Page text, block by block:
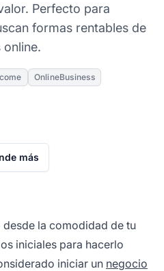
Perfecto para
formas rentables de
OnlineBusiness
más
desde la comodidad de tu
iniciales para hacerlo
iniciar un negocio